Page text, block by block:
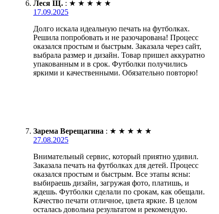
Леся Щ. : ★ ★ ★ ★ ★
17.09.2025
Долго искала идеальную печать на футболках.
Решила попробовать и не разочарована! Процесс
оказался простым и быстрым. Заказала через сайт,
выбрала размер и дизайн. Товар пришел аккуратно
упакованным и в срок. Футболки получились
яркими и качественными. Обязательно повторю!
Зарема Верещагина : ★ ★ ★ ★ ★
27.08.2025
Внимательный сервис, который приятно удивил.
Заказала печать на футболках для детей. Процесс
оказался простым и быстрым. Все этапы ясны:
выбираешь дизайн, загружая фото, платишь, и
ждешь. Футболки сделали по срокам, как обещали.
Качество печати отличное, цвета яркие. В целом
осталась довольна результатом и рекомендую.